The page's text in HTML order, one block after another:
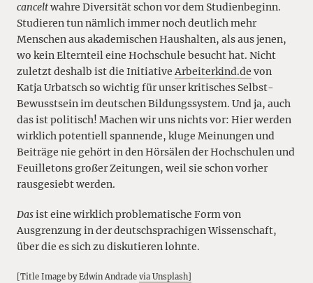
canceltwahre Diversität schon vor dem Studienbeginn.
Studieren tun nämlich immer noch deutlich mehr
Menschen aus akademischen Haushalten, als aus jenen,
wo kein Elternteil eine Hochschule besucht hat. Nicht
zuletzt deshalb ist die InitiativeArbeiterkind.de von
Katja Urbatsch so wichtig für unser kritisches Selbst-
Bewusstsein im deutschen Bildungssystem. Und ja, auch
das ist politisch! Machen wir uns nichts vor: Hier werden
wirklich potentiell spannende, kluge Meinungen und
Beiträge nie gehört in den Hörsälen der Hochschulen und
Feuilletons großer Zeitungen, weil sie schon vorher
rausgesiebt werden.
Dasist eine wirklich problematische Form von
Ausgrenzung in der deutschsprachigen Wissenschaft,
über die es sich zu diskutieren lohnte.
[Title Image by Edwin Andrade via Unsplash]